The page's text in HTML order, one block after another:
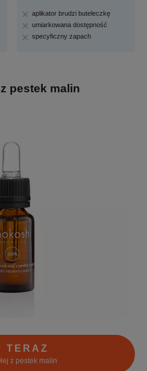
aplikator brudzi buteleczkę
umiarkowana dostępność
specyficzny zapach
pestek malin
TERAZ
z pestek malin